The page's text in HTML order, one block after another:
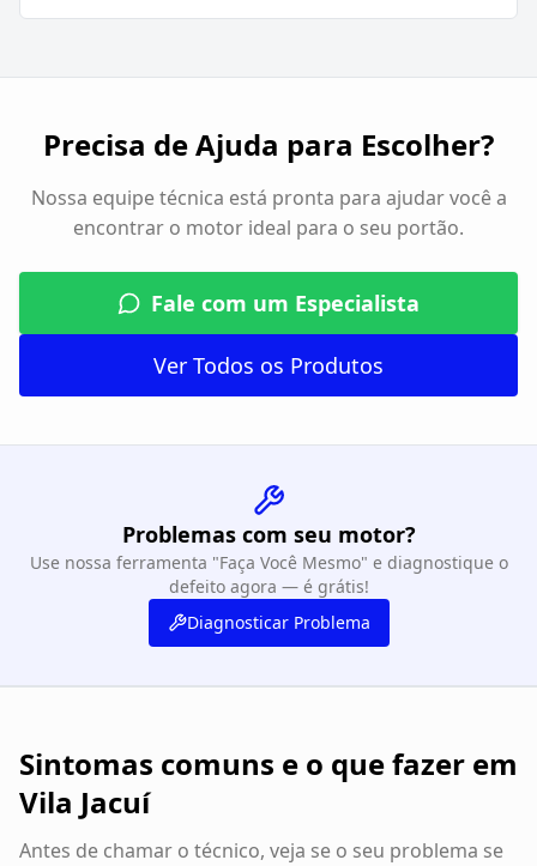
Precisa de Ajuda para Escolher?
Nossa equipe técnica está pronta para ajudar você a
encontrar o motor ideal para o seu portão.
Fale com um Especialista
Ver Todos os Produtos
Problemas com seu motor?
Use nossa ferramenta "Faça Você Mesmo" e diagnostique o
defeito agora — é grátis!
Diagnosticar Problema
Sintomas comuns e o que fazer em
Vila Jacuí
Antes de chamar o técnico, veja se o seu problema se